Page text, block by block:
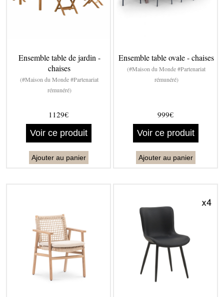
Ensemble table de jardin -
chaises
(#Maison du Monde #Partenariat
rémunéré)
1129€
Voir ce produit
Ajouter au panier
Ensemble table ovale - chaises
(#Maison du Monde #Partenariat
rémunéré)
999€
Voir ce produit
Ajouter au panier